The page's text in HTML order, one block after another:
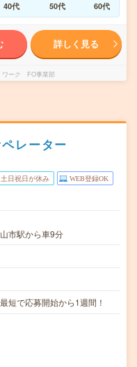
40代 50代 60代
詳しく見る
ワーク FO事業部
レーター
土日祝日が休み WEB登録OK
市駅から車9分
で応募開始から1週間！